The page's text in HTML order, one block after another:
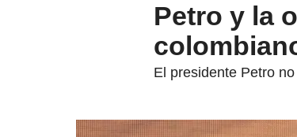
Petro y la
El presidente Petro